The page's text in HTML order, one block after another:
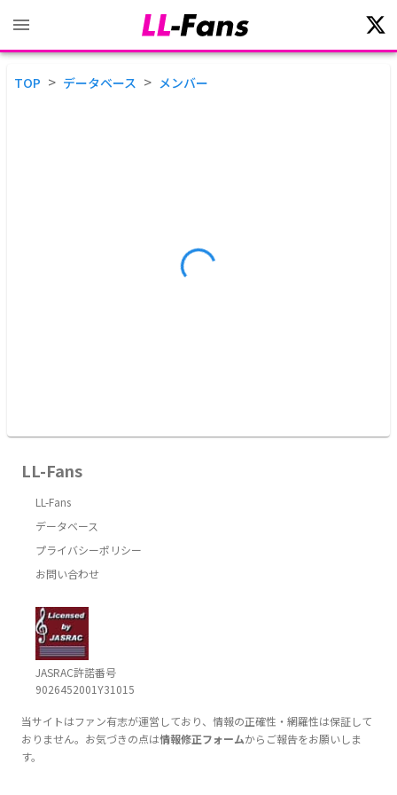
TOP > データベース > メンバー
LL-Fans
LL-Fans
データベース
プライバシーポリシー
お問い合わせ
JASRAC許諾番号
9026452001Y31015
当サイトはファン有志が運営しており、情報の正確性・網羅性は保証して
おりません。お気づきの点は情報修正フォームからご報告をお願いしま
す。